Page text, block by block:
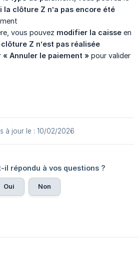
la clôture Z n’a pas encore été
vous pouvez modifier la caisse en
clôture Z n’est pas réalisée
« Annuler le paiement » pour valider
à jour le : 10/02/2026
répondu à vos questions ?
Oui Non